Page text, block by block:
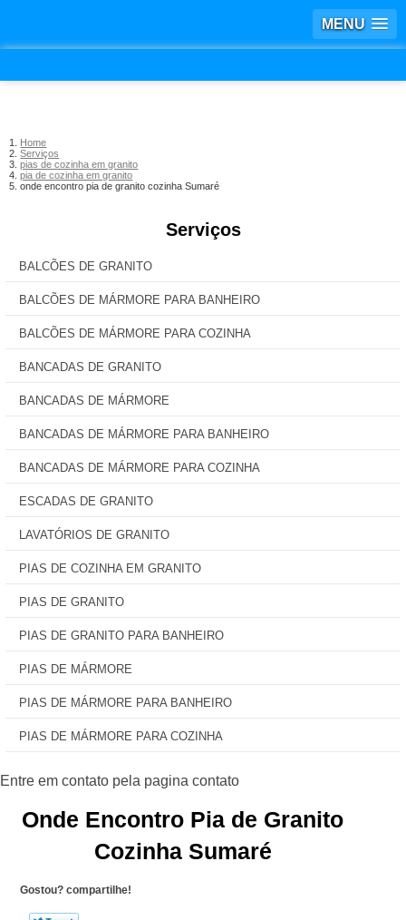
MENU
Home
Serviços
pias de cozinha em granito
pia de cozinha em granito
onde encontro pia de granito cozinha Sumaré
Serviços
BALCÕES DE GRANITO
BALCÕES DE MÁRMORE PARA BANHEIRO
BALCÕES DE MÁRMORE PARA COZINHA
BANCADAS DE GRANITO
BANCADAS DE MÁRMORE
BANCADAS DE MÁRMORE PARA BANHEIRO
BANCADAS DE MÁRMORE PARA COZINHA
ESCADAS DE GRANITO
LAVATÓRIOS DE GRANITO
PIAS DE COZINHA EM GRANITO
PIAS DE GRANITO
PIAS DE GRANITO PARA BANHEIRO
PIAS DE MÁRMORE
PIAS DE MÁRMORE PARA BANHEIRO
PIAS DE MÁRMORE PARA COZINHA
Onde Encontro Pia de Granito
Cozinha Sumaré
Gostou? compartilhe!